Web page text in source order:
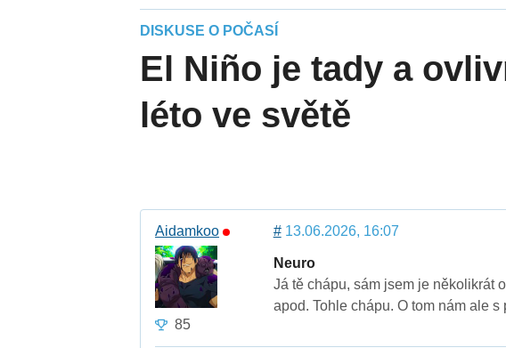
DISKUSE O POČASÍ
El Niño je tady a
léto ve světě
Aidamkoo
85
#13.06.2026, 16:07
Neuro
Já tě chápu, sám jsem je několikrát
apod. Tohle chápu. O tom nám ale